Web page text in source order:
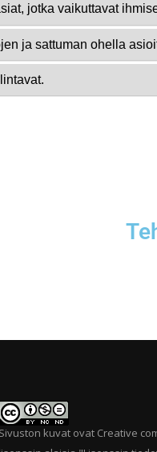
Sivuston kuvat ovat Creative